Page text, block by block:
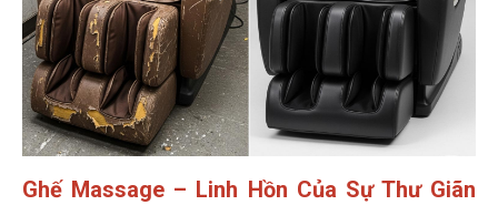
Ghế Massage – Linh Hồn Của Sự Thư Giãn